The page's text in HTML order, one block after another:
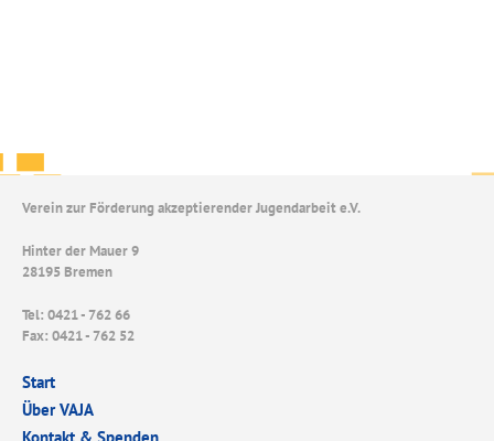
Verein zur Förderung akzeptierender Jugendarbeit e.V.
Hinter der Mauer 9
28195 Bremen
Tel: 0421 - 762 66
Fax: 0421 - 762 52
Start
Über VAJA